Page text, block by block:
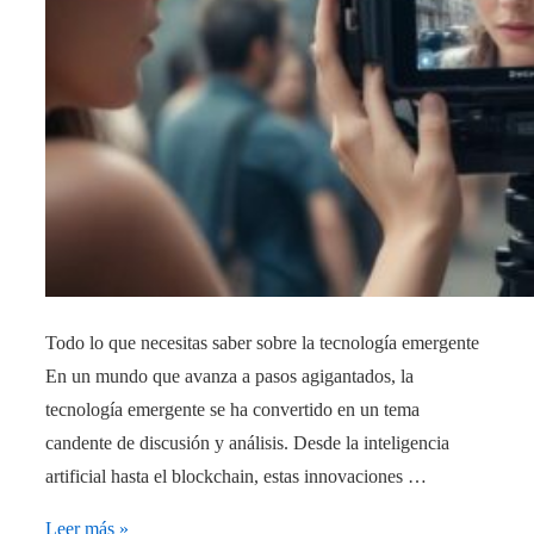
Todo lo que necesitas saber sobre la tecnología emergente
En un mundo que avanza a pasos agigantados, la
tecnología emergente se ha convertido en un tema
candente de discusión y análisis. Desde la inteligencia
artificial hasta el blockchain, estas innovaciones …
Todo
Leer más »